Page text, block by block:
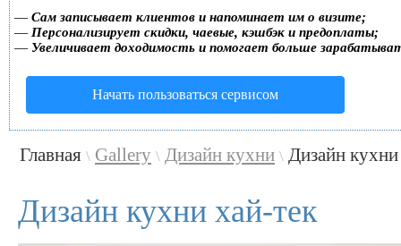
— Сам записывает клиентов и напоминает им о визите;
— Персонализирует скидки, чаевые, кэшбэк и предоплаты;
— Увеличивает доходимость и помогает больше
Начать пользоваться сервисом
Главная \ Gallery \ Дизайн кухни \ Дизайн кухни
Дизайн кухни хай-тек